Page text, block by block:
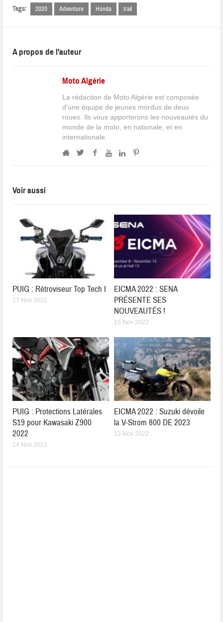
Tags: 2020 Adventure Honda trail
A propos de l'auteur
Moto Algérie
La rédaction de Moto Algérie est composée
d'une équipe de jeunes mordus de deux
roues. Ils vous apporterons les nouveautés du
monde de la moto, en nationale, et en
internationale.
Voir aussi
PUIG : Rétroviseur Top Tech I
17 Nov 2022
EICMA 2022 : SENA
PRÉSENTE SES
NOUVEAUTÉS !
15 Nov 2022
PUIG : Protections Latérales
S19 pour Kawasaki Z900
2022
14 Nov 2022
EICMA 2022 : Suzuki dévoile
la V-Strom 800 DE 2023
13 Nov 2022